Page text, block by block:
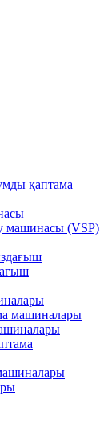
қаптама
машинасы (VSP)
машиналары